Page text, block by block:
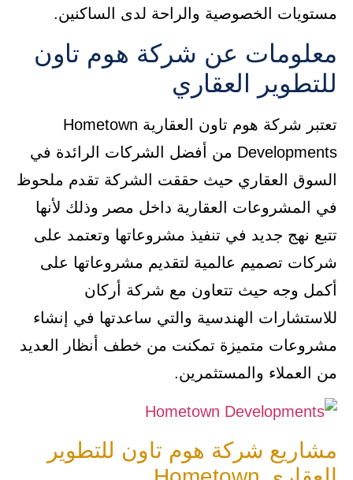
مستويات الخصوصية والراحة لدى الساكنين.
معلومات عن شركة هوم تاون
للتطوير العقاري
تعتبر شركة هوم تاون العقارية Hometown
Developments من أفضل الشركات الرائدة في
السوق العقاري حيث حققت الشركة تقدم ملحوظ
في المشروعات العقارية داخل مصر وذلك لأنها
تتبع نهج جديد في تنفيذ مشروعاتها وتعتمد على
شركات تصميم عالمية لتقديم مشروعاتها على
أكمل وجه حيث تتعاون مع شركة أركان
للاستشارات الهندسية والتي ساعدتها في إنشاء
مشروعات متميزة تمكنت من خطف أنظار العديد
من العملاء والمستثمرين.
مشاريع شركة هوم تاون للتطوير